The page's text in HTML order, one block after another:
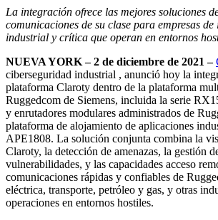
La integración ofrece las mejores soluciones
comunicaciones de su clase para empresas
industrial y crítica que operan en entornos
NUEVA YORK – 2 de diciembre de 2021 –
ciberseguridad industrial , anunció hoy la
plataforma Claroty dentro de la plataforma
Ruggedcom de Siemens, incluida la serie
y enrutadores modulares administrados de
plataforma de alojamiento de aplicaciones
APE1808. La solución conjunta combina la
Claroty, la detección de amenazas, la gestión
vulnerabilidades, y las capacidades acceso
comunicaciones rápidas y confiables de
eléctrica, transporte, petróleo y gas, y otras
operaciones en entornos hostiles.